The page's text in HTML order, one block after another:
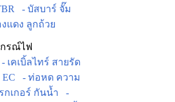
- บัสบาร์ จั๊ม
แดง ลูกถ้วย
กรณ์ไฟ
- เคเบิ้ลไทร์ สายรัด
- ท่อหด ความ
กเกอร์ กันน้ำ
-